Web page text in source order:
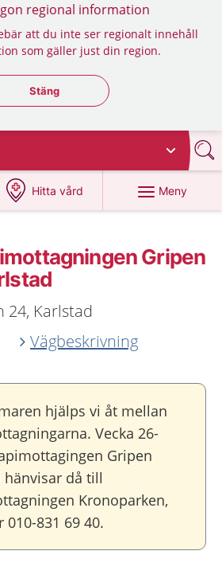
regional information
att du inte ser regionalt innehåll
som gäller just din region.
Stäng regionsväljaren
Stäng
Hitta vård
på 1177.se
Meny
Gripen
24, Karlstad
Vägbeskrivning
hjälps vi åt mellan
Vecka 26-
Gripen
då till
Kronoparken,
831 69 40.